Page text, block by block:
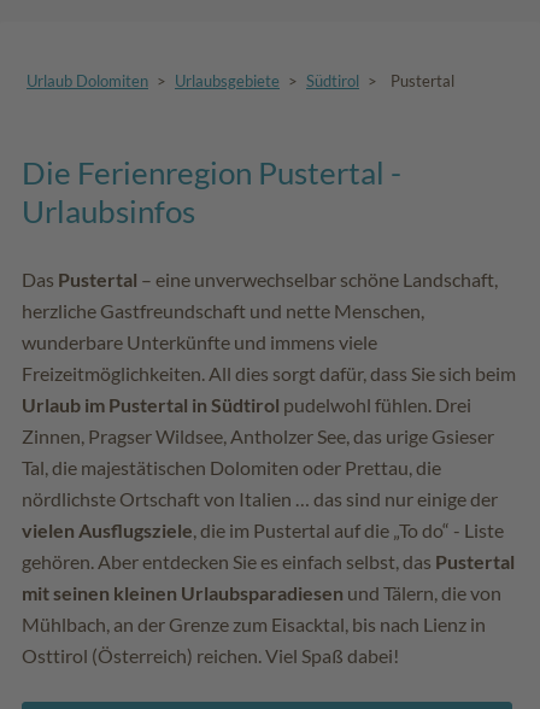
Urlaub Dolomiten > Urlaubsgebiete > Südtirol > Pustertal
Die Ferienregion Pustertal -
Urlaubsinfos
Das Pustertal – eine unverwechselbar schöne Landschaft,
herzliche Gastfreundschaft und nette Menschen,
wunderbare Unterkünfte und immens viele
Freizeitmöglichkeiten. All dies sorgt dafür, dass Sie sich beim
Urlaub im Pustertal in Südtirol pudelwohl fühlen. Drei
Zinnen, Pragser Wildsee, Antholzer See, das urige Gsieser
Tal, die majestätischen Dolomiten oder Prettau, die
nördlichste Ortschaft von Italien … das sind nur einige der
vielen Ausflugsziele , die im Pustertal auf die „To do“ - Liste
gehören. Aber entdecken Sie es einfach selbst, das Pustertal
mit seinen kleinen Urlaubsparadiesen und Tälern, die von
Mühlbach, an der Grenze zum Eisacktal, bis nach Lienz in
Osttirol (Österreich) reichen. Viel Spaß dabei!